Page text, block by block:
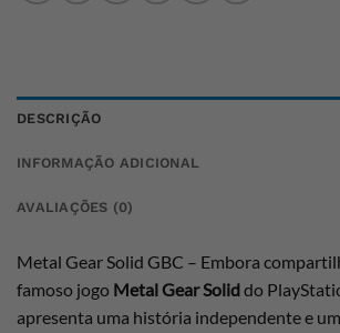
DESCRIÇÃO
INFORMAÇÃO ADICIONAL
AVALIAÇÕES (0)
Metal Gear Solid GBC – Embora
famoso jogo Metal Gear Soliddo
apresenta uma história independente e